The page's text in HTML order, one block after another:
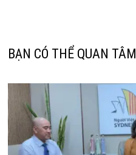
BẠN CÓ THỂ QUAN TÂM